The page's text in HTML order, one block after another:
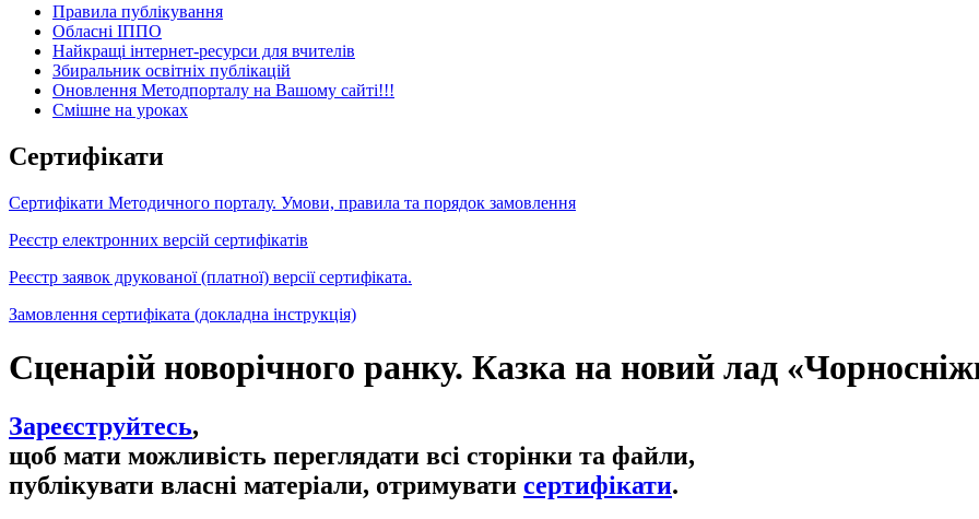
Правила публікування
Обласні ІППО
Найкращі інтернет-ресурси для вчителів
Збиральник освітніх публікацій
Оновлення Методпорталу на Вашому сайті!!!
Cмішне на уроках
Сертифікати
Сертифікати Методичного порталу. Умови, правила та порядок замовлення
Реєстр електронних версій сертифікатів
Реєстр заявок друкованої (платної) версії сертифіката.
Замовлення сертифіката (докладна інструкція)
Сценарій новорічного ранку. Казка на новий лад
Зареєструйтесь,
щоб мати можливість переглядати всі сторінки та файли,
публікувати власні матеріали, отримувати сертифікати.